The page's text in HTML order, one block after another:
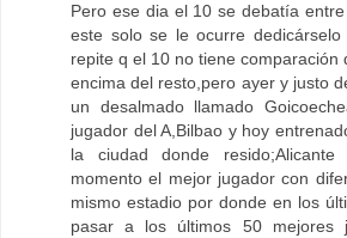
Pero ese dia el 10 se debatía
este solo se le ocurre
repite q el 10 no tiene comparación
encima del resto,pero ayer y justo
un desalmado llamado
jugador del A,Bilbao y hoy
la ciudad donde
momento el mejor jugador con
mismo estadio por donde en los
pasar a los últimos 50 mejores